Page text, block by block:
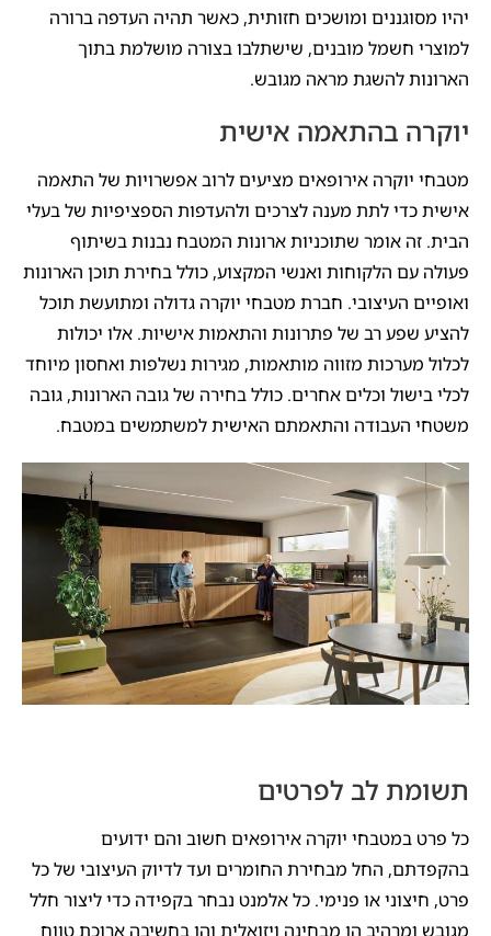
יהיו מסוגננים ומושכים חזותית, כאשר תהיה העדפה ברורה
למוצרי חשמל מובנים, שישתלבו בצורה מושלמת בתוך
הארונות להשגת מראה מגובש.
יוקרה בהתאמה אישית
מטבחי יוקרה אירופאים מציעים לרוב אפשרויות של התאמה
אישית כדי לתת מענה לצרכים ולהעדפות הספציפיות של בעלי
הבית. זה אומר שתוכניות ארונות המטבח נבנות בשיתוף
פעולה עם הלקוחות ואנשי המקצוע, כולל בחירת תוכן הארונות
ואופיים העיצובי. חברת מטבחי יוקרה גדולה ומתועשת תוכל
להציע שפע רב של פתרונות והתאמות אישיות. אלו יכולות
לכלול מערכות מזווה מותאמות, מגירות נשלפות ואחסון מיוחד
לכלי בישול וכלים אחרים. כולל בחירה של גובה הארונות, גובה
משטחי העבודה והתאמתם האישית למשתמשים במטבח.
תשומת לב לפרטים
כל פרט במטבחי יוקרה אירופאים חשוב והם ידועים
בהקפדתם, החל מבחירת החומרים ועד לדיוק העיצובי של כל
פרט, חיצוני או פנימי. כל אלמנט נבחר בקפידה כדי ליצור חלל
מגובש ומרהיב הן מבחינה ויזואלית והן בחשיבה ארוכת טווח